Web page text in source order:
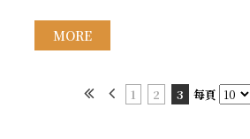
MORE
1 2 3 每頁